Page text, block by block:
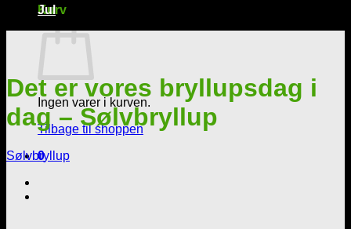
Kurv
Ingen varer i kurven.
Tilbage til shoppen
0
Jul
Det er vores bryllupsdag i
dag – Sølvbryllup
Sølvbryllup